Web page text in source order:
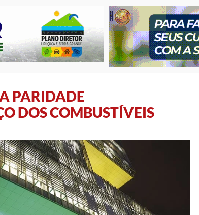
PARIDADE
DOS COMBUSTÍVEIS